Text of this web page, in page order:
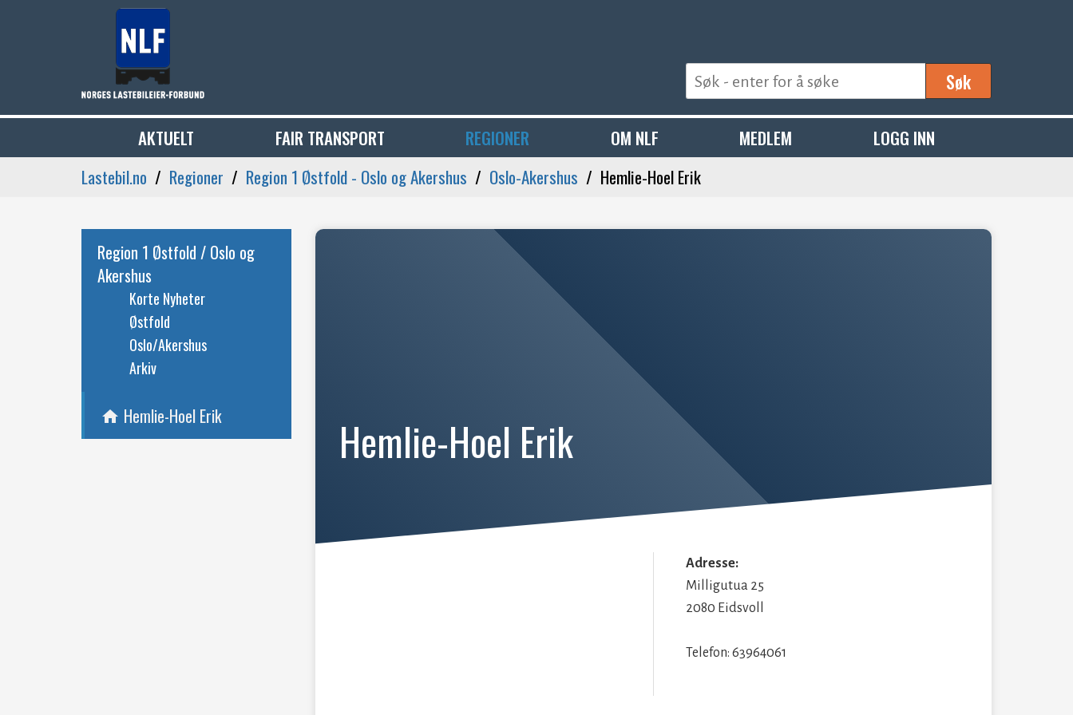
Søk
AKTUELT FAIR TRANSPORT REGIONER OM NLF MEDLEM
LOGG INN
Lastebil.no
Regioner Region 1 Østfold - Oslo og Akershus Oslo-Akershus Hemlie-Hoel Erik
Region 1 Østfold / Oslo og
Akershus
Korte Nyheter
Østfold
Oslo/Akershus
Arkiv
home Hemlie-Hoel Erik Hemlie-Hoel Erik
Adresse:
Milligutua 25
2080 Eidsvoll
Telefon: 63964061